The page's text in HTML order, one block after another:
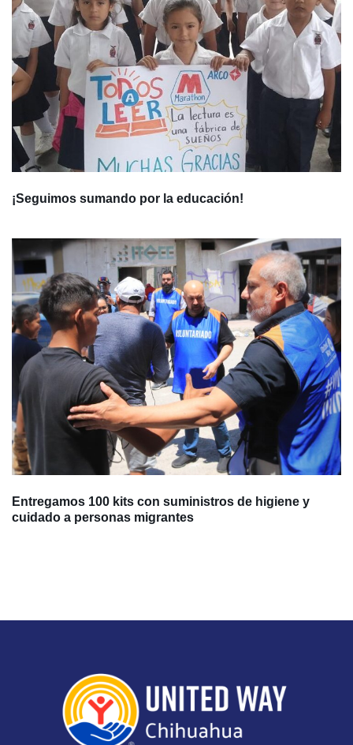
¡Seguimos sumando por la educación!
Entregamos 100 kits con suministros de higiene y
cuidado a personas migrantes